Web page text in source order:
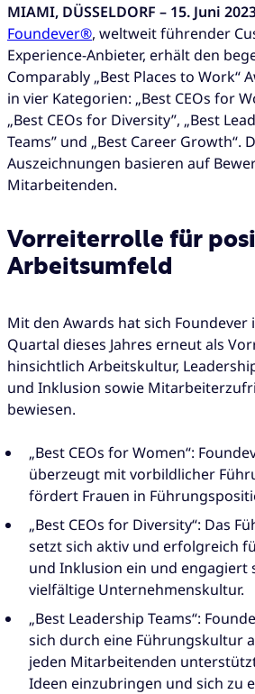
MIAMI, DÜSSELDORF – 15. Juni
Foundever®, weltweit führender
Experience-Anbieter, erhält den
Comparably „Best Places to Work“
in vier Kategorien: „Best CEOs for
„Best CEOs for Diversity”, „Best
Teams” und „Best Career Growth“.
Auszeichnungen basieren auf
Mitarbeitenden.
Vorreiterrolle für
Arbeitsumfeld
Mit den Awards hat sich Foundever
Quartal dieses Jahres erneut als
hinsichtlich Arbeitskultur,
und Inklusion sowie
bewiesen.
„Best CEOs for Women“:
überzeugt mit vorbildlicher
fördert Frauen in
„Best CEOs for Diversity“: Das
setzt sich aktiv und erfolgreich
und Inklusion ein und engagiert
vielfältige Unternehmenskultur.
„Best Leadership Teams“:
sich durch eine Führungskultur
jeden Mitarbeitenden
Ideen einzubringen und sich zu